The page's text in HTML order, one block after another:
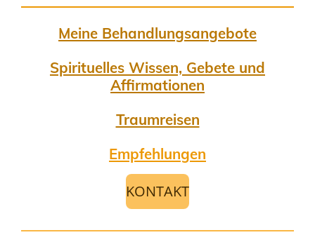
Meine Behandlungsangebote
Spirituelles Wissen, Gebete und
Affirmationen
Traumreisen
Empfehlungen
KONTAKT